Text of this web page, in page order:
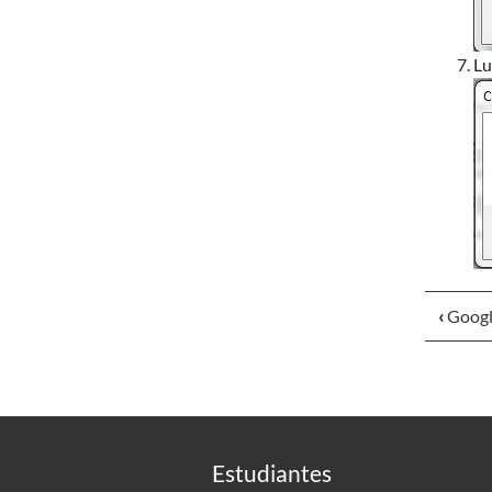
‹
Estudiantes